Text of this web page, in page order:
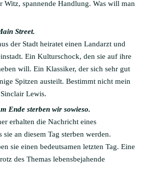
Witz, spannende Handlung. Was will man
Street.
der Stadt heiratet einen Landarzt und
Ein Kulturschock, den sie auf ihre
will. Ein Klassiker, der sich sehr gut
Spitzen austeilt. Bestimmt nicht mein
Lewis.
Ende sterben wir sowieso.
erhalten die Nachricht eines
sie an diesem Tag sterben werden.
sie einen bedeutsamen letzten Tag. Eine
des Themas lebensbejahende